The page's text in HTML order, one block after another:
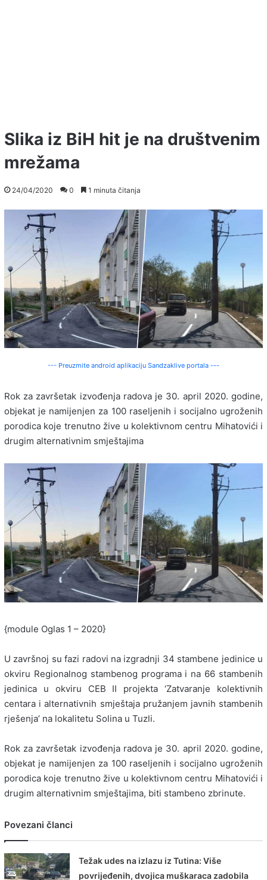
Slika iz BiH hit je na društvenim
mrežama
24/04/2020 0 1 minuta čitanja
--- Preuzmite android aplikaciju Sandzaklive portala ---
Rok za završetak izvođenja radova je 30. april 2020. godine,
objekat je namijenjen za 100 raseljenih i socijalno ugroženih
porodica koje trenutno žive u kolektivnom centru Mihatovići i
drugim alternativnim smještajima
{module Oglas 1 – 2020}
U završnoj su fazi radovi na izgradnji 34 stambene jedinice u
okviru Regionalnog stambenog programa i na 66 stambenih
jedinica u okviru CEB II projekta ‘Zatvaranje kolektivnih
centara i alternativnih smještaja pružanjem javnih stambenih
rješenja’ na lokalitetu Solina u Tuzli.
Rok za završetak izvođenja radova je 30. april 2020. godine,
objekat je namijenjen za 100 raseljenih i socijalno ugroženih
porodica koje trenutno žive u kolektivnom centru Mihatovići i
drugim alternativnim smještajima, biti stambeno zbrinute.
Povezani članci
Težak udes na izlazu iz Tutina: Više
povrijeđenih, dvojica muškaraca zadobila